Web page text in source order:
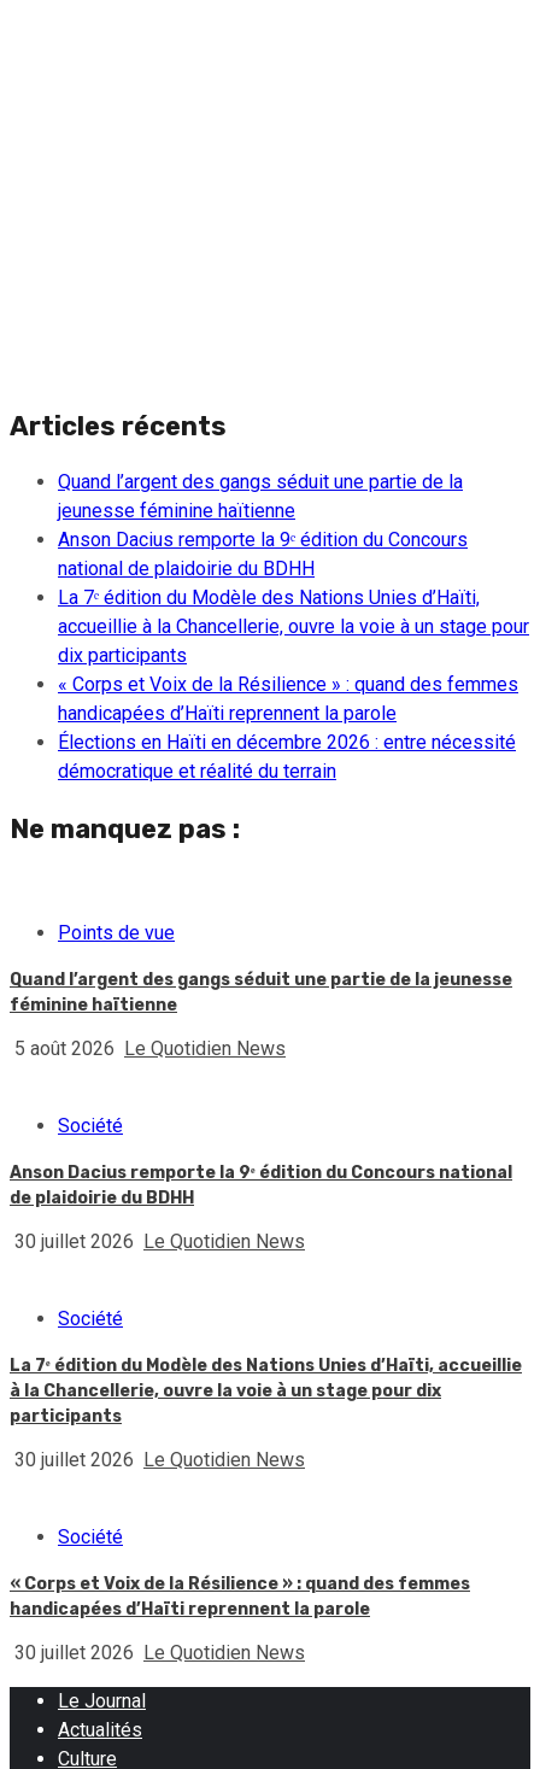
Articles récents
Quand l’argent des gangs séduit une partie de la
jeunesse féminine haïtienne
Anson Dacius remporte la 9ᵉ édition du Concours
national de plaidoirie du BDHH
La 7ᵉ édition du Modèle des Nations Unies d’Haïti,
accueillie à la Chancellerie, ouvre la voie à un stage pour
dix participants
« Corps et Voix de la Résilience » : quand des femmes
handicapées d’Haïti reprennent la parole
Élections en Haïti en décembre 2026 : entre nécessité
démocratique et réalité du terrain
Ne manquez pas :
Points de vue
Quand l’argent des gangs séduit une partie de la jeunesse
féminine haïtienne
5 août 2026 Le Quotidien News
Société
Anson Dacius remporte la 9ᵉ édition du Concours national
de plaidoirie du BDHH
30 juillet 2026 Le Quotidien News
Société
La 7ᵉ édition du Modèle des Nations Unies d’Haïti, accueillie
à la Chancellerie, ouvre la voie à un stage pour dix
participants
30 juillet 2026 Le Quotidien News
Société
« Corps et Voix de la Résilience » : quand des femmes
handicapées d’Haïti reprennent la parole
30 juillet 2026 Le Quotidien News
Le Journal
Actualités
Culture